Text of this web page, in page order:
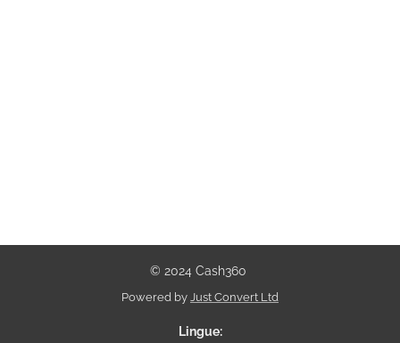
© 2024 Cash360
Powered by Just Convert Ltd
Lingue